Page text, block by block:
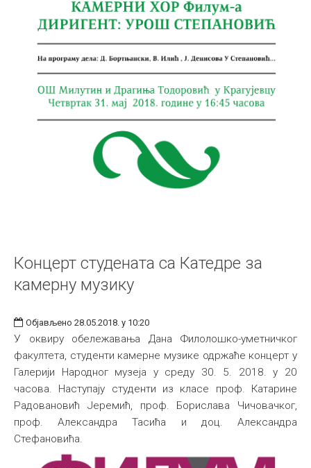
Концерт студената са Катедре за
камерну музику
Објављено 28.05.2018. у 10:20
У оквиру обележавања Дана Филолошко-уметничког
факултета, студенти камерне музике одржаће концерт у
Галерији Народног музеја у среду 30. 5. 2018. у 20
часова. Наступају студенти из класе проф. Катарине
Радовановић Јеремић, проф. Борислава Чичовачког,
проф. Александра Тасића и доц. Александра
Стефановића.